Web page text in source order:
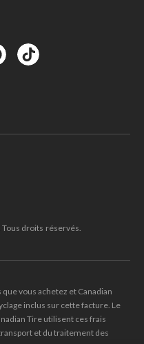
droits réservés.
vous achetez et Canadian
inclus sur cette facture. Le
Tire utilisent ces frais
et du traitement des